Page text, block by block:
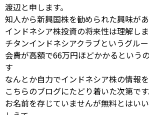
渡辺と申します。
知人から新興国株を勧められた興味があ
インドネシア株投資の将来性は理解し
チタンインドネシアクラブというグル
会費が高額で66万円ほどかかるという
す
なんとか自力でインドネシア株の情報
こちらのブログにたどり着いた次第です
お名前を存じていませんが無料とはい